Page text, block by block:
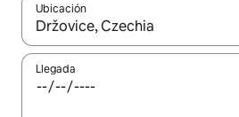
Ubicación
Cuando los resultados estén
Llegada